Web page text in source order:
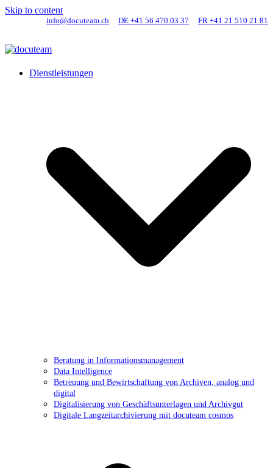
Skip to content
info@docuteam.ch DE +41 56 470 03 37 FR +41 21 510 21 81
Dienstleistungen
Beratung in Informationsmanagement
Data Intelligence
Betreuung und Bewirtschaftung von Archiven, analog und
digital
Digitalisierung von Geschäftsunterlagen und Archivgut
Digitale Langzeitarchivierung mit docuteam cosmos